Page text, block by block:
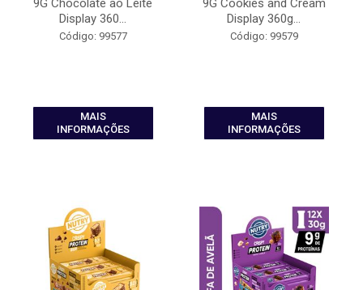
9G Chocolate ao Leite
Display 360...
Código: 99577
MAIS
INFORMAÇÕES
9G Cookies and Cream
Display 360g...
Código: 99579
MAIS
INFORMAÇÕES